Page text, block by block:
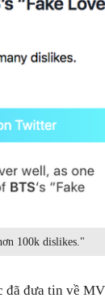
100k dislikes."
đã đưa tin về